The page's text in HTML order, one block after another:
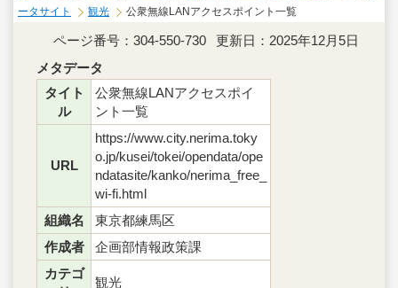
ータサイト
観光 公衆無線LANアクセスポイント一覧
ページ番号：304-550-730
更新日：2025年12月5日
メタデータ
タイト
ル
公衆無線LANアクセスポイ
ント一覧
URL
https://www.city.nerima.toky
o.jp/kusei/tokei/opendata/ope
ndatasite/kanko/nerima_free_
wi-fi.html
組織名
東京都練馬区
作成者
企画部情報政策課
カテゴ
観光